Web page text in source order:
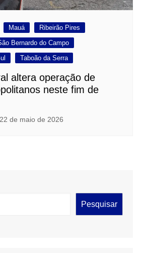
Mauá
Ribeirão Pires
Bernardo do Campo
Taboão da Serra
altera operação de
neste fim de
22 de maio de 2026
Pesquisar